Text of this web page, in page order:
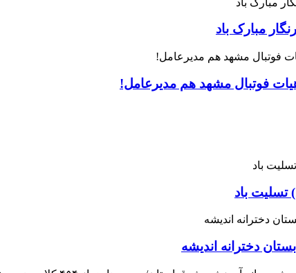
مبارک باد
فوتبال مشهد هم مدیرعامل!
تسلیت باد
دخترانه اندیشه